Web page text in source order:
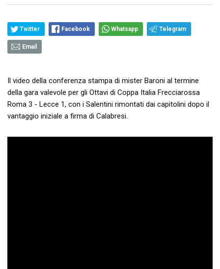
Twitter Facebook Whatsapp Telegram
Email
Il video della conferenza stampa di mister Baroni al termine
della gara valevole per gli Ottavi di Coppa Italia Frecciarossa
Roma 3 - Lecce 1, con i Salentini rimontati dai capitolini dopo il
vantaggio iniziale a firma di Calabresi.